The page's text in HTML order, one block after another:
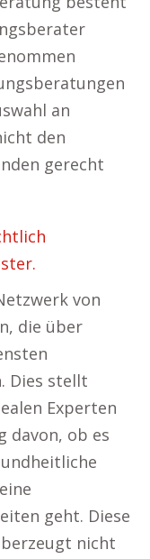
an
den
gerecht
von
die über
Dies stellt
Experten
davon, ob es
geht. Diese
nicht